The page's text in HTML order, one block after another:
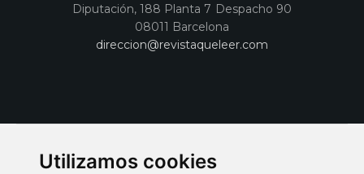
Utilizamos cookies
Diputación, 188 Planta 7 Despacho 90
08011 Barcelona
direccion@revistaqueleer.com